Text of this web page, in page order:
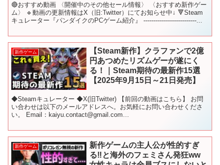
🔴おすすめ動画 〈開催中のその他セール情報〉 〈おすすめ新作ゲー
ム〉 🔹動画の更新情報はX（旧:Twitter）にてお知らせ中↓ 🔻Steam
キュレーター『パンダイクのPCゲーム紹介』 ---------------------------...
新作ゲーム
【Steam新作】クラファンで2億
円あつめたリズムゲーが遂にく
る！｜Steam期待の最新作15選
【2025年9月15日～21日発売】
◆Steamキュレーター ◆X(旧Twitter) 【前回の動画はこちら】 お問
い合わせは以下のメールアドレスへ。お気軽にお問い合わせくださ
い。 Email：kaiyu.contact@gmail.com
新作ゲーム
新作ゲームの主人公が性的すぎ
る‼と海外のフェミさん発狂ww